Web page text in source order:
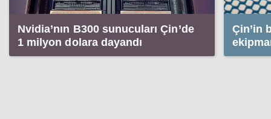
Nvidia’nın B300 sunucuları Çin’de
1 milyon dolara dayandı
Çin’in
geliyor